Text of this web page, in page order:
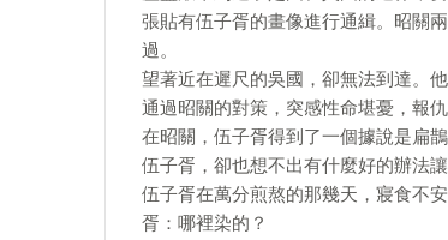
張貼有伍子胥的畫像進行通緝。昭關
過。
望著近在遲尺的吳國，卻無法到達。
通過昭關的對策，突感性命堪憂，報
在昭關，伍子胥得到了一個據說是扁
伍子胥，卻也想不出有什麼好的辦法讓
伍子胥在萬分煎熬的那幾天，寢食不
胥：哪裡染的？